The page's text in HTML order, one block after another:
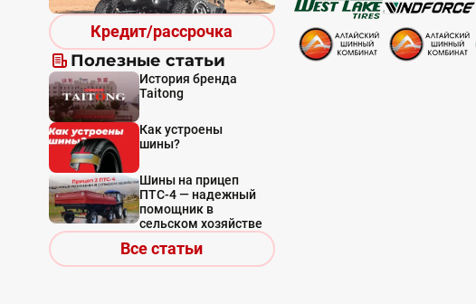
Кредит/рассрочка
Полезные статьи
История бренда
Taitong
Как устроены
шины?
Шины на прицеп
ПТС-4 — надежный
помощник в
сельском хозяйстве
Все статьи